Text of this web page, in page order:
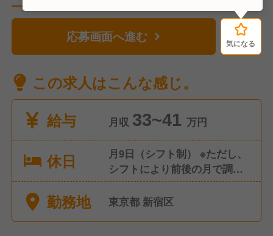
応募画面へ進む 気になる
この求人はこんな感じ。
給与
月収 33~41 万円
休日
月9日（シフト制） ※ただし、
シフトにより前後の月で調整
の場合あり ・POWER
CHARGE休暇(2日/年) ・有給
勤務地 東京都 新宿区
気になる